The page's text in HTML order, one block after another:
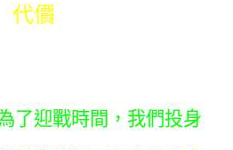
代價
了迎戰時間，我們投身